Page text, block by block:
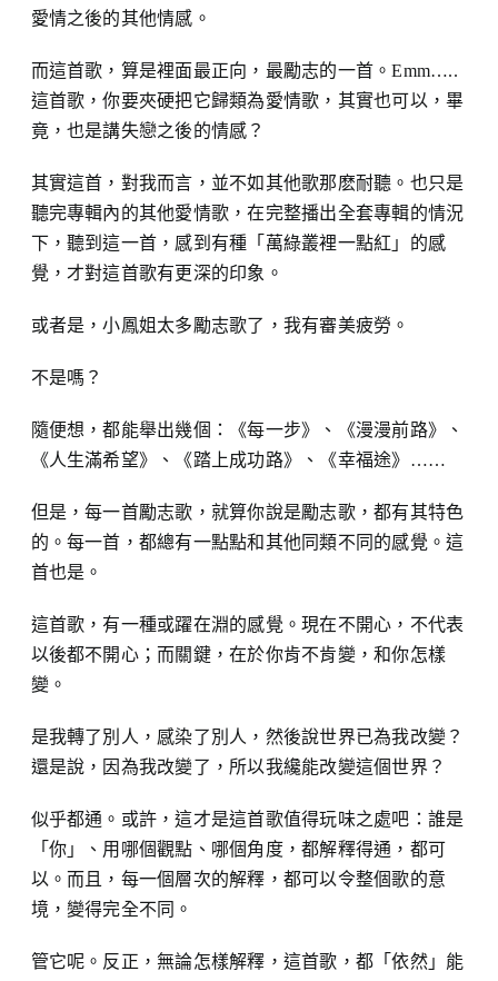
愛情之後的其他情感。
而這首歌，算是裡面最正向，最勵志的一首。Emm…..
這首歌，你要夾硬把它歸類為愛情歌，其實也可以，畢
竟，也是講失戀之後的情感？
其實這首，對我而言，並不如其他歌那麽耐聽。也只是
聽完專輯內的其他愛情歌，在完整播出全套專輯的情況
下，聽到這一首，感到有種「萬綠叢裡一點紅」的感
覺，才對這首歌有更深的印象。
或者是，小鳳姐太多勵志歌了，我有審美疲勞。
不是嗎？
隨便想，都能舉出幾個：《每一步》、《漫漫前路》、
《人生滿希望》、《踏上成功路》、《幸福途》……
但是，每一首勵志歌，就算你說是勵志歌，都有其特色
的。每一首，都總有一點點和其他同類不同的感覺。這
首也是。
這首歌，有一種或躍在淵的感覺。現在不開心，不代表
以後都不開心；而關鍵，在於你肯不肯變，和你怎樣
變。
是我轉了別人，感染了別人，然後說世界已為我改變？
還是說，因為我改變了，所以我纔能改變這個世界？
似乎都通。或許，這才是這首歌值得玩味之處吧：誰是
「你」、用哪個觀點、哪個角度，都解釋得通，都可
以。而且，每一個層次的解釋，都可以令整個歌的意
境，變得完全不同。
管它呢。反正，無論怎樣解釋，這首歌，都「依然」能